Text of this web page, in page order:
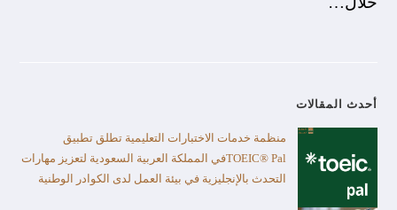
أحدث المقالات
منظمة خدمات الاختبارات التعليمية تطلق تطبيق
TOEIC® Palفي المملكة العربية السعودية لتعزيز مهارات
التحدث بالإنجليزية في بيئة العمل لدى الكوادر الوطنية